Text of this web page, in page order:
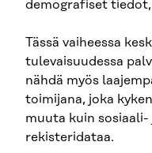
demografiset
Tässä vaiheessa
tulevaisuudessa
nähdä myös
toimijana, joka
muuta kuin
rekisteridataa.